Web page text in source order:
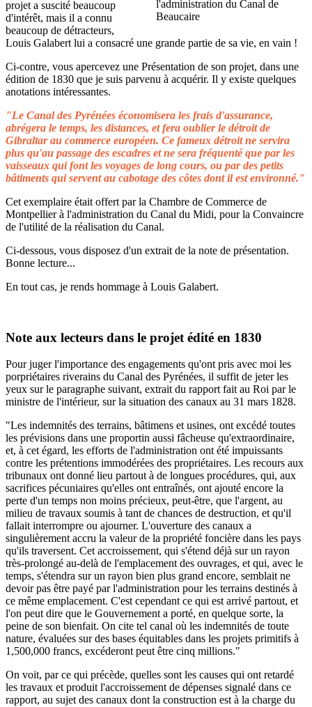
projet a suscité beaucoup
d'intérêt, mais il a connu
beaucoup de détracteurs,
Louis Galabert lui a consacré une grande partie de sa vie, en vain !
Ci-contre, vous apercevez une Présentation de son projet, dans une
édition de 1830 que je suis parvenu à acquérir. Il y existe quelques
anotations intéressantes.
"Le Canal des Pyrénées économisera les frais d'assurance,
abrégera le temps, les distances, et fera oublier le détroit de
Gibraltar au commerce européen. Ce fameux détroit ne servira
plus qu'au passage des escadres et ne sera fréquenté que par les
vaisseaux qui font les voyages de long cours, ou par des petits
bâtiments qui servent au cabotage des côtes dont il est environné."
Cet exemplaire était offert par la Chambre de Commerce de
Montpellier à l'administration du Canal du Midi, pour la Convaincre
de l'utilité de la réalisation du Canal.
Ci-dessous, vous disposez d'un extrait de la note de présentation.
Bonne lecture...
En tout cas, je rends hommage à Louis Galabert.
Note aux lecteurs dans le projet édité en 1830
Pour juger l'importance des engagements qu'ont pris avec moi les
porpriétaires riverains du Canal des Pyrénées, il suffit de jeter les
yeux sur le paragraphe suivant, extrait du rapport fait au Roi par le
ministre de l'intérieur, sur la situation des canaux au 31 mars 1828.
"Les indemnités des terrains, bâtimens et usines, ont excédé toutes
les prévisions dans une proportin aussi fâcheuse qu'extraordinaire,
et, à cet égard, les efforts de l'administration ont été impuissants
contre les prétentions immodérées des propriétaires. Les recours aux
tribunaux ont donné lieu partout à de longues procédures, qui, aux
sacrifices pécuniaires qu'elles ont entraînés, ont ajouté encore la
perte d'un temps non moins précieux, peut-être, que l'argent, au
milieu de travaux soumis à tant de chances de destruction, et qu'il
fallait interrompre ou ajourner. L'ouverture des canaux a
singulièrement accru la valeur de la propriété foncière dans les pays
qu'ils traversent. Cet accroissement, qui s'étend déjà sur un rayon
très-prolongé au-delà de l'emplacement des ouvrages, et qui, avec le
temps, s'étendra sur un rayon bien plus grand encore, semblait ne
devoir pas être payé par l'administration pour les terrains destinés à
ce même emplacement. C'est cependant ce qui est arrivé partout, et
l'on peut dire que le Gouvernement a porté, en quelque sorte, la
peine de son bienfait. On cite tel canal où les indemnités de toute
nature, évaluées sur des bases équitables dans les projets primitifs à
1,500,000 francs, excéderont peut être cinq millions."
On voit, par ce qui précède, quelles sont les causes qui ont retardé
les travaux et produit l'accroissement de dépenses signalé dans ce
rapport, au sujet des canaux dont la construction est à la charge du